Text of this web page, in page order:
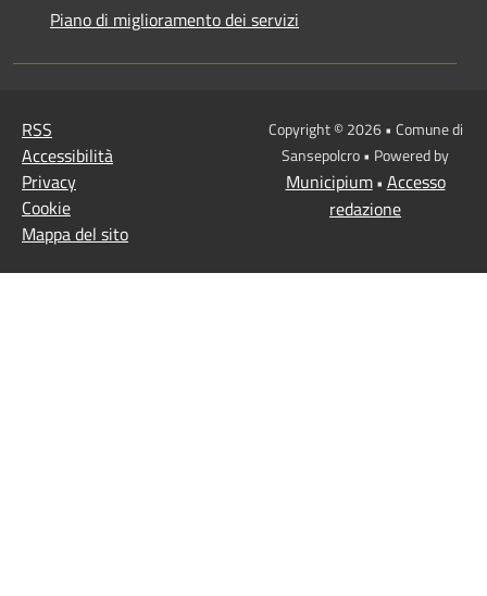
Piano di miglioramento dei servizi
RSS
Accessibilità
Privacy
Cookie
Mappa del sito
Copyright © 2026 • Comune di
Sansepolcro • Powered by
Municipium• Accesso
redazione